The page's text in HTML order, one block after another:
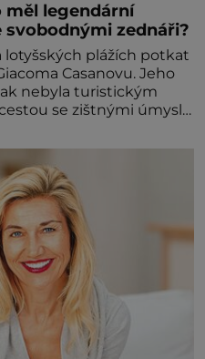
měl legendární
zednáři?
lotyšských plážích potkat
Casanovu. Jeho
nebyla turistickým
se zištnými úmysly.
Rigy? Casanova v Pobaltí
lóže. Nebyl v této
do zednářské